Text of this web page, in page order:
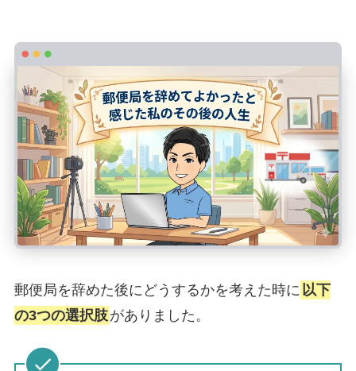
郵便局を辞めた後にどうするかを考えた時に 以下
の3つの選択肢がありました。